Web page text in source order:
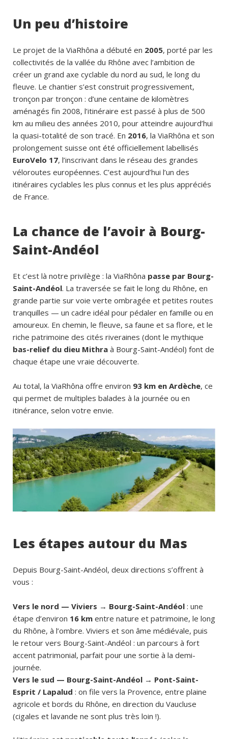
Un peu d’histoire
Le projet de la ViaRhôna a débuté en 2005, porté par les
collectivités de la vallée du Rhône avec l’ambition de
créer un grand axe cyclable du nord au sud, le long du
fleuve. Le chantier s’est construit progressivement,
tronçon par tronçon : d’une centaine de kilomètres
aménagés fin 2008, l’itinéraire est passé à plus de 500
km au milieu des années 2010, pour atteindre aujourd’hui
la quasi-totalité de son tracé. En 2016, la ViaRhôna et son
prolongement suisse ont été officiellement labellisés
EuroVelo 17, l’inscrivant dans le réseau des grandes
véloroutes européennes. C’est aujourd’hui l’un des
itinéraires cyclables les plus connus et les plus appréciés
de France.
La chance de l’avoir à Bourg-
Saint-Andéol
Et c’est là notre privilège : la ViaRhôna passe par Bourg-
Saint-Andéol. La traversée se fait le long du Rhône, en
grande partie sur voie verte ombragée et petites routes
tranquilles — un cadre idéal pour pédaler en famille ou en
amoureux. En chemin, le fleuve, sa faune et sa flore, et le
riche patrimoine des cités riveraines (dont le mythique
bas-relief du dieu Mithra à Bourg-Saint-Andéol) font de
chaque étape une vraie découverte.
Au total, la ViaRhôna offre environ 93 km en Ardèche, ce
qui permet de multiples balades à la journée ou en
itinérance, selon votre envie.
Les étapes autour du Mas
Depuis Bourg-Saint-Andéol, deux directions s’offrent à
vous :
Vers le nord — Viviers → Bourg-Saint-Andéol : une
étape d’environ 16 km entre nature et patrimoine, le long
du Rhône, à l’ombre. Viviers et son âme médiévale, puis
le retour vers Bourg-Saint-Andéol : un parcours à fort
accent patrimonial, parfait pour une sortie à la demi-
journée.
Vers le sud — Bourg-Saint-Andéol → Pont-Saint-
Esprit / Lapalud : on file vers la Provence, entre plaine
agricole et bords du Rhône, en direction du Vaucluse
(cigales et lavande ne sont plus très loin !).